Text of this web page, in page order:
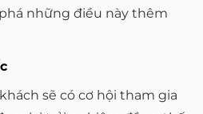
những điều này thêm
sẽ có cơ hội tham gia